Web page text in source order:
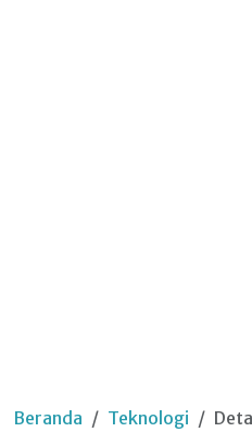
Beranda Teknologi